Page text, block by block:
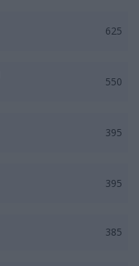
625
550
395
395
385